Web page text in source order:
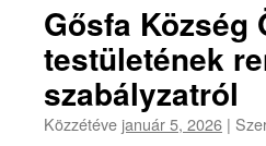
Gősfa Község
testületének
szabályzatról
Közzétéve január 5, 2026 |